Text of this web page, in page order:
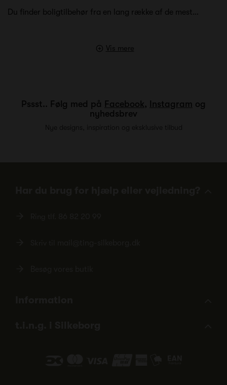
Du finder boligtilbehør fra en lang række af de mest…
Vis mere
Pssst.. Følg med på Facebook, Instagram og
nyhedsbrev
Nye designs, inspiration og eksklusive tilbud